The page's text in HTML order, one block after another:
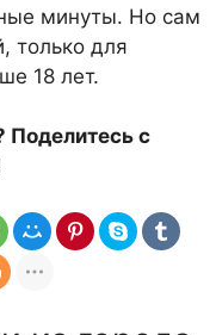
минуты. Но сам
только для
18 лет.
Поделитесь с